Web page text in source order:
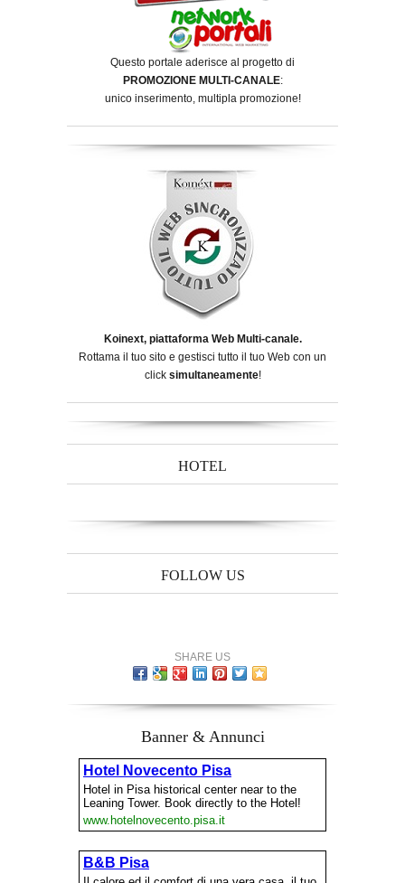
Questo portale aderisce al progetto di
PROMOZIONE MULTI-CANALE:
unico inserimento, multipla promozione!
Koinext, piattaforma Web Multi-canale.
Rottama il tuo sito e gestisci tutto il tuo Web con un
click simultaneamente!
HOTEL
FOLLOW US
SHARE US
Banner & Annunci